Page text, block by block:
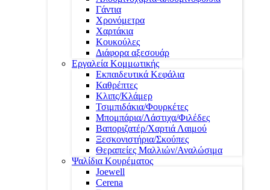
Γάντια
Χρονόμετρα
Χαρτάκια
Κουκούλες
Διάφορα αξεσουάρ
Εργαλεία Κομμωτικής
Εκπαιδευτικά Κεφάλια
Καθρέπτες
Κλιπς/Κλάμερ
Τσιμπιδάκια/Φουρκέτες
Μπομπάρια/Λάστιχα/Φιλέδες
Βαποριζατέρ/Χαρτιά Λαιμού
Ξεσκονιστήρια/Σκούπες
Θεραπείες Μαλλιών/Αναλώσιμα
Ψαλίδια Κουρέματος
Joewell
Cerena